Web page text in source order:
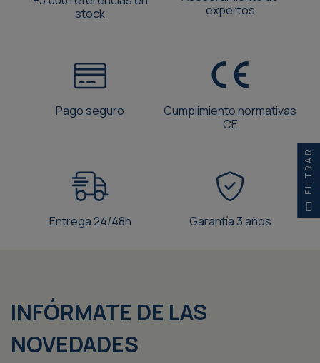
stock
expertos
Pago seguro
Cumplimiento normativas
CE
Entrega 24/48h Garantía 3 años
INFÓRMATE DE LAS
NOVEDADES
FILTRAR